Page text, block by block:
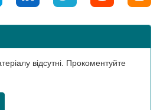
відсутні. Прокоментуйте